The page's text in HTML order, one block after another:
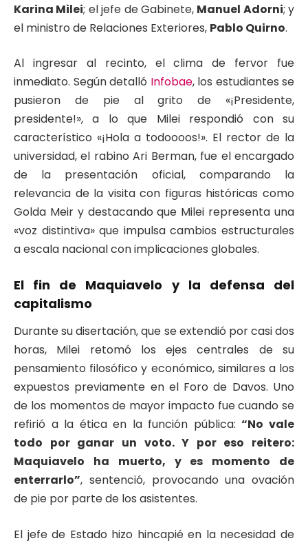
Karina Milei; el jefe de Gabinete, Manuel Adorni; y
el ministro de Relaciones Exteriores, Pablo Quirno.
Al ingresar al recinto, el clima de fervor fue
inmediato. Según detalló Infobae, los estudiantes se
pusieron de pie al grito de «¡Presidente,
presidente!», a lo que Milei respondió con su
característico «¡Hola a todoooos!». El rector de la
universidad, el rabino Ari Berman, fue el encargado
de la presentación oficial, comparando la
relevancia de la visita con figuras históricas como
Golda Meir y destacando que Milei representa una
«voz distintiva» que impulsa cambios estructurales
a escala nacional con implicaciones globales.
El fin de Maquiavelo y la defensa del
capitalismo
Durante su disertación, que se extendió por casi dos
horas, Milei retomó los ejes centrales de su
pensamiento filosófico y económico, similares a los
expuestos previamente en el Foro de Davos. Uno
de los momentos de mayor impacto fue cuando se
refirió a la ética en la función pública:“No vale
todo por ganar un voto. Y por eso reitero:
Maquiavelo ha muerto, y es momento de
enterrarlo”, sentenció, provocando una ovación
de pie por parte de los asistentes.
El jefe de Estado hizo hincapié en la necesidad de